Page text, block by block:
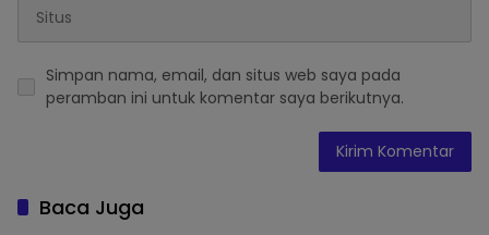
Simpan nama, email, dan situs web saya pada
peramban ini untuk komentar saya berikutnya.
Baca Juga